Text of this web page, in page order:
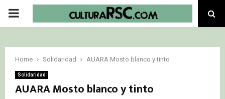
PRIMARY
Home Solidaridad AUARA Mosto blanco y tinto
Solidaridad
AUARA Mosto blanco y tinto